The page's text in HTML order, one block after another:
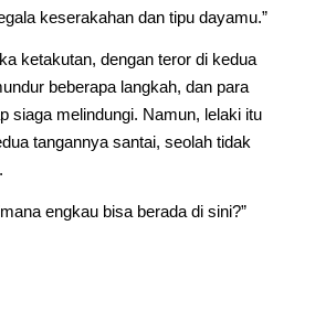
keserakahan dan tipu dayamu.”
ketakutan, dengan teror di kedua
beberapa langkah, dan para
siaga melindungi. Namun, lelaki itu
tangannya santai, seolah tidak
engkau bisa berada di sini?”